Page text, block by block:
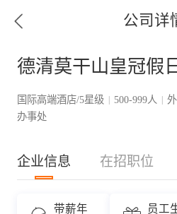
公司详
德清莫干山皇冠假
国际高端酒店/5星级 | 500-999人 |
办事处
企业信息 在招职位
带薪年
员工